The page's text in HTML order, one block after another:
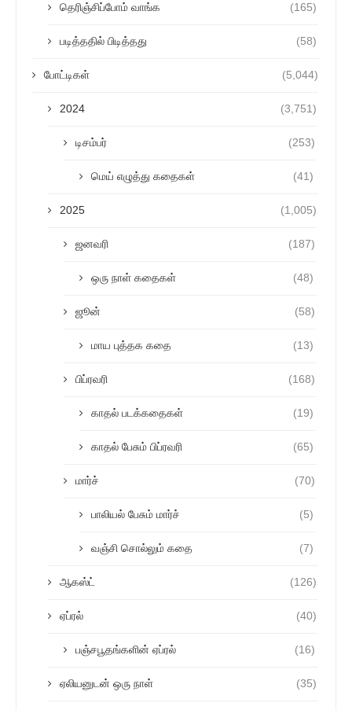
தெரிஞ்சிப்போம் வாங்க (165)
படித்ததில் பிடித்தது (58)
போட்டிகள் (5,044)
2024 (3,751)
டிசம்பர் (253)
மெய் எழுத்து கதைகள் (41)
2025 (1,005)
ஜனவரி (187)
ஒரு நாள் கதைகள் (48)
ஜூன் (58)
மாய புத்தக கதை (13)
பிப்ரவரி (168)
காதல் படக்கதைகள் (19)
காதல் பேசும் பிப்ரவரி (65)
மார்ச் (70)
பாலியல் பேசும் மார்ச் (5)
வஞ்சி சொல்லும் கதை (7)
ஆகஸ்ட் (126)
ஏப்ரல் (40)
பஞ்சபூதங்களின் ஏப்ரல் (16)
ஏலியனுடன் ஒரு நாள் (35)